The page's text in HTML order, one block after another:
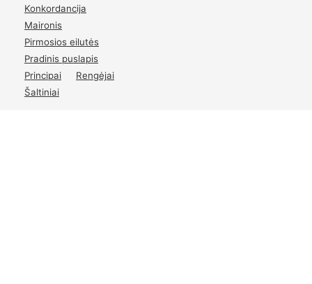
Konkordancija
Maironis
Pirmosios eilutės
Pradinis puslapis
Principai
Rengėjai
Šaltiniai